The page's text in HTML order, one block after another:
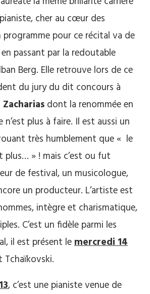
cher au cœur des
pour ce récital va de
passant par la redoutable
Berg. Elle retrouve lors de ce
du jury du dit concours à
dont la renommée en
plus à faire. Il est aussi un
très humblement que « le
plus… » ! mais c’est ou fut
de festival, un musicologue,
un producteur. L’artiste est
intègre et charismatique,
C’est un fidèle parmi les
il est présent lemercredi 14
Tchaïkovski.
, c’est une pianiste venue de